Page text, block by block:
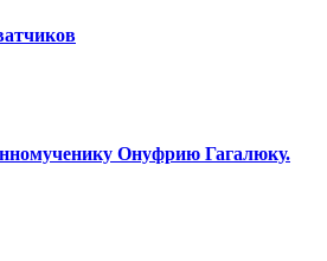
Онуфрию Гагалюку.